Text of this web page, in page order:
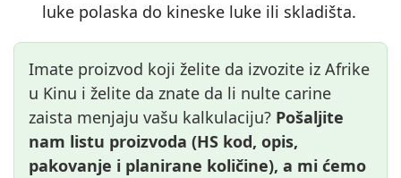
luke polaska do kineske luke ili skladišta.
Imate proizvod koji želite da izvozite iz Afrike
u Kinu i želite da znate da li nulte carine
zaista menjaju vašu kalkulaciju? Pošaljite
nam listu proizvoda (HS kod, opis,
pakovanje i planirane količine), a mi ćemo